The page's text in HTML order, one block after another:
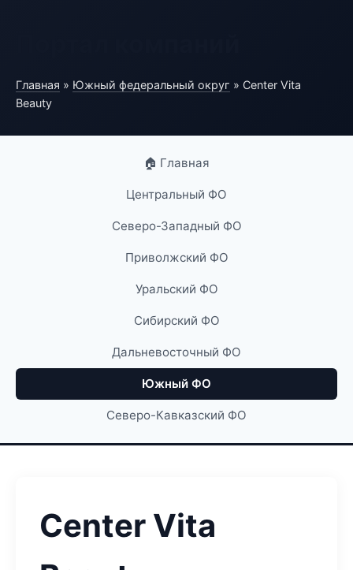
Главная » Южный федеральный округ » Center Vita
Beauty
🏠 Главная
Центральный ФО
Северо-Западный ФО
Приволжский ФО
Уральский ФО
Сибирский ФО
Дальневосточный ФО
Южный ФО
Северо-Кавказский ФО
Center Vita